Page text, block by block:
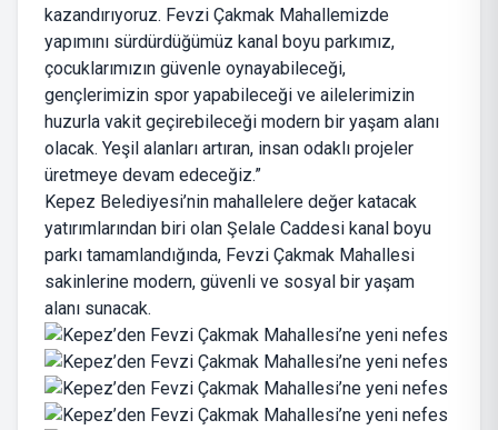
kazandırıyoruz. Fevzi Çakmak Mahallemizde
yapımını sürdürdüğümüz kanal boyu parkımız,
çocuklarımızın güvenle oynayabileceği,
gençlerimizin spor yapabileceği ve ailelerimizin
huzurla vakit geçirebileceği modern bir yaşam alanı
olacak. Yeşil alanları artıran, insan odaklı projeler
üretmeye devam edeceğiz.”
Kepez Belediyesi’nin mahallelere değer katacak
yatırımlarından biri olan Şelale Caddesi kanal boyu
parkı tamamlandığında, Fevzi Çakmak Mahallesi
sakinlerine modern, güvenli ve sosyal bir yaşam
alanı sunacak.